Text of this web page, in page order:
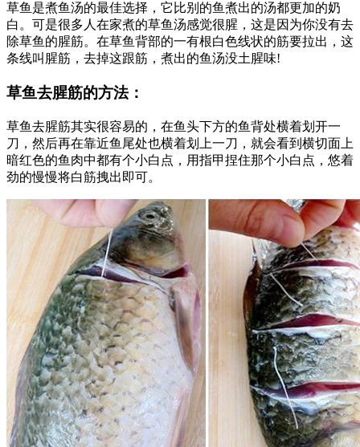
草鱼是煮鱼汤的最佳选择，它比别的鱼煮出的汤都更加的奶
白。可是很多人在家煮的草鱼汤感觉很腥，这是因为你没有去
除草鱼的腥筋。在草鱼背部的一有根白色线状的筋要拉出，这
条线叫腥筋，去掉这跟筋，煮出的鱼汤没土腥味!
草鱼去腥筋的方法：
草鱼去腥筋其实很容易的，在鱼头下方的鱼背处横着划开一
刀，然后再在靠近鱼尾处也横着划上一刀，就会看到横切面上
暗红色的鱼肉中都有个小白点，用指甲捏住那个小白点，悠着
劲的慢慢将白筋拽出即可。